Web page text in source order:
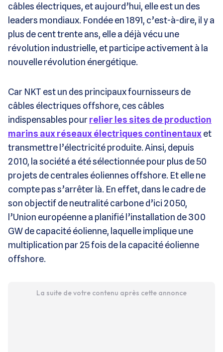
câbles électriques, et aujourd’hui, elle est un des
leaders mondiaux. Fondée en 1891, c’est-à-dire, il y a
plus de cent trente ans, elle a déjà vécu une
révolution industrielle, et participe activement à la
nouvelle révolution énergétique.
Car NKT est un des principaux fournisseurs de
câbles électriques offshore, ces câbles
indispensables pourrelier les sites de production
marins aux réseaux électriques continentauxet
transmettre l’électricité produite. Ainsi, depuis
2010, la société a été sélectionnée pour plus de 50
projets de centrales éoliennes offshore. Et elle ne
compte pas s’arrêter là. En effet, dans le cadre de
son objectif de neutralité carbone d’ici 2050,
l’Union européenne a planifié l’installation de 300
GW de capacité éolienne, laquelle implique une
multiplication par 25 fois de la capacité éolienne
offshore.
La suite de votre contenu après cette annonce